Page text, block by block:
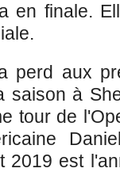
en finale.
perd aux
saison à
tour de
2019 est